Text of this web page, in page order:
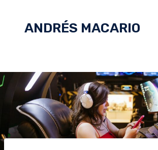
ANDRÉS MACARIO